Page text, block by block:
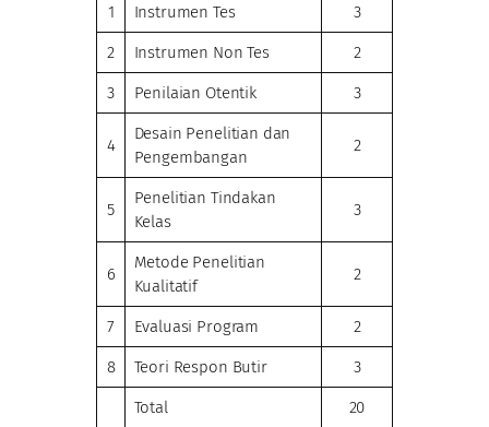
1 Instrumen Tes 3
2 Instrumen Non Tes 2
3 Penilaian Otentik 3
4
Desain Penelitian dan
Pengembangan
2
5
Penelitian Tindakan
Kelas
3
6
Metode Penelitian
Kualitatif
2
7 Evaluasi Program 2
8 Teori Respon Butir 3
Total 20